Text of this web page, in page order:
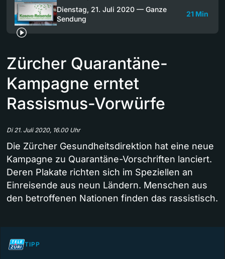
Dienstag, 21. Juli 2020 — Ganze
Sendung
21 Min
Zürcher Quarantäne-
Kampagne erntet
Rassismus-Vorwürfe
Di 21. Juli 2020, 16.00 Uhr
Die Zürcher Gesundheitsdirektion hat eine neue
Kampagne zu Quarantäne-Vorschriften lanciert.
Deren Plakate richten sich im Speziellen an
Einreisende aus neun Ländern. Menschen aus
den betroffenen Nationen finden das rassistisch.
TIPP